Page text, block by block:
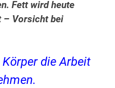
Fett wird heute
– Vorsicht bei
die Arbeit